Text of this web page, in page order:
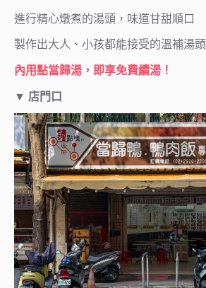
進行精心燉煮的湯頭，味道甘甜順口
製作出大人、小孩都能接受的溫補湯頭
內用點當歸湯，即享免費續湯！
▼ 店門口